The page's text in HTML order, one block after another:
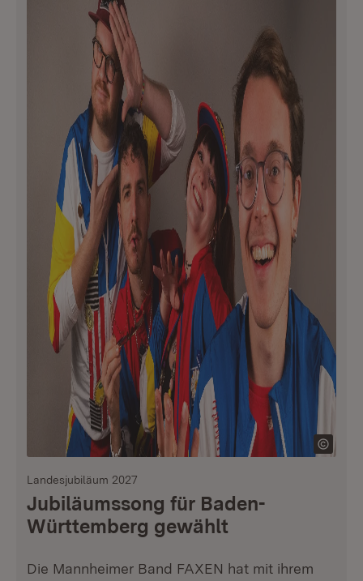
Landesjubiläum 2027
Jubiläumssong für Baden-
Württemberg gewählt
Die Mannheimer Band FAXEN hat mit ihrem